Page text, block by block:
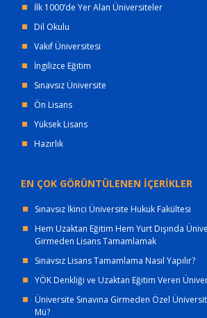
İlk 1000’de Yer Alan Üniversiteler
Dil Okulu
Vakıf Üniversitesi
İngilizce Eğitim
Sınavsız Üniversite
Ön Lisans
Yüksek Lisans
Hazırlık
EN ÇOK GÖRÜNTÜLENEN İÇERİKLER
Sınavsız İkinci Üniversite Hukuk Fakültesi
Hem Uzaktan Eğitim Hem Yurt Dışında
Girmeden Lisans Tamamlamak
Sınavsız Lisans Tamamlama Nasıl Yapılır?
YÖK Denkliği ve Uzaktan Eğitim Veren
Üniversite Sınavına Girmeden Özel
Mü?